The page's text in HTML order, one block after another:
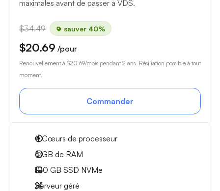
maximales avant de passer à VDS.
$34.49 sauver 40%
$20.69 /pour
Renouvellement à $20.69/mois pendant 2 ans. Résiliation possible à tout
moment.
Commander
4Cœurs de processeur
6 GB de RAM
100 GB SSD NVMe
Serveur géré